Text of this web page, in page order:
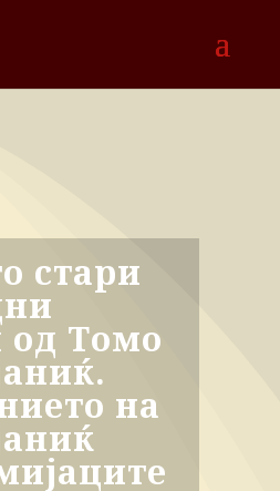
стари
од Томо
на